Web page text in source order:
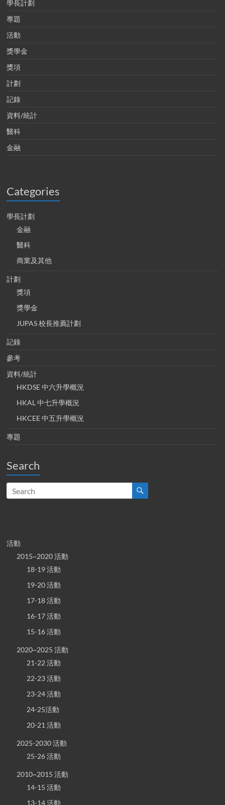
學長計劃
專題
活動
獎學金
獎項
計劃
記錄
資料/統計
醫科
金融
Categories
學長計劃
金融
醫科
商業及其他
計劃
獎項
獎學金
JUPAS 校長推薦計劃
記錄
參考
資料/統計
HKDSE 中六升學概況
HKAL 中七升學概況
HKCEE 中五升學概況
專題
Search
活動
2015~2020 活動
18-19 活動
19-20 活動
17-18 活動
16-17 活動
15-16 活動
2020~2025 活動
21-22 活動
22-23 活動
23-24 活動
24-25活動
20-21 活動
2025-2030 活動
25-26 活動
2010~2015 活動
14-15 活動
13-14 活動